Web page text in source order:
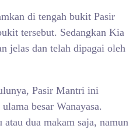
di tengah bukit Pasir
tersebut. Sedangkan Kia
jelas dan telah dipagai oleh
Pasir Mantri ini
besar Wanayasa.
atau dua makam saja, namun